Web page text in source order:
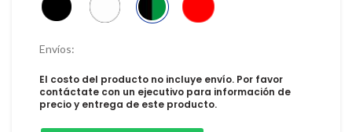
Envíos:
El costo del producto no incluye envío. Por favor
contáctate con un ejecutivo para información de
precio y entrega de este producto.